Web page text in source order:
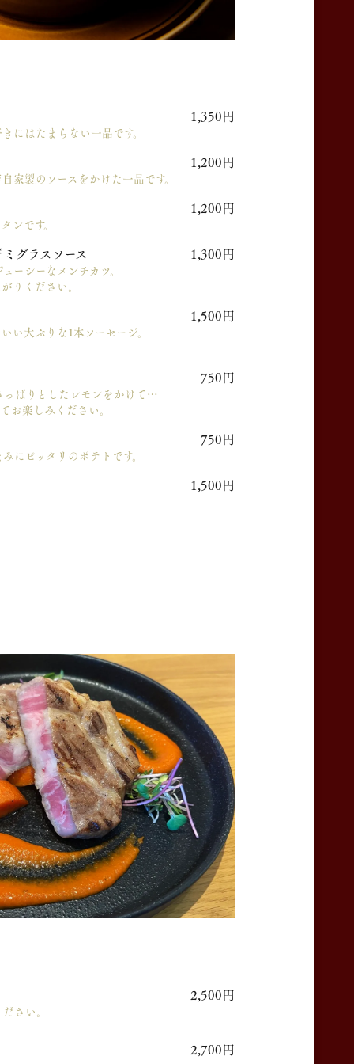
1,350円
にはたまらない一品です。
1,200円
家製のソースをかけた一品です。
1,200円
ンです。
グラスソース 1,300円
ーシーなメンチカツ。
りください。
1,500円
い大ぶりな1本ソーセージ。
750円
ぱりとしたレモンをかけて…
お楽しみください。
750円
にピッタリのポテトです。
1,500円
2,500円
さい。
2,700円